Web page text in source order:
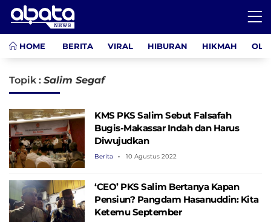
HOME BERITA VIRAL HIBURAN HIKMAH
Topik : Salim Segaf
KMS PKS Salim Sebut Falsafah
Bugis-Makassar Indah dan Harus
Diwujudkan
Berita 10 Agustus 2022
‘CEO’ PKS Salim Bertanya Kapan
Pensiun? Pangdam Hasanuddin: Kita
Ketemu September